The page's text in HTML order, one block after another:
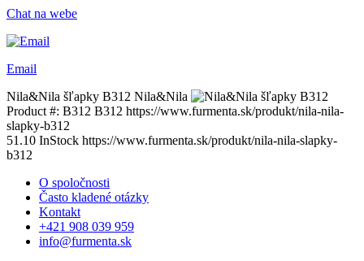
Chat na webe
Email
Nila&Nila šľapky B312 Nila&Nila
Product #: B312 B312 https://www.furmenta.sk/produkt/nila-nila-
slapky-b312
51.10 InStock https://www.furmenta.sk/produkt/nila-nila-slapky-
b312
O spoločnosti
Často kladené otázky
Kontakt
+421 908 039 959
info@furmenta.sk